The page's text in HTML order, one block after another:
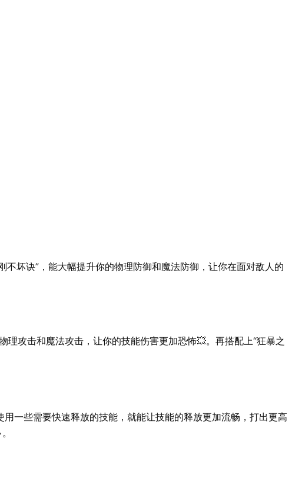
坏诀”，能大幅提升你的物理防御和魔法防御，让你在面对敌人的
理攻击和魔法攻击，让你的技能伤害更加恐怖💥。再搭配上“狂暴之
一些需要快速释放的技能，就能让技能的释放更加流畅，打出更高